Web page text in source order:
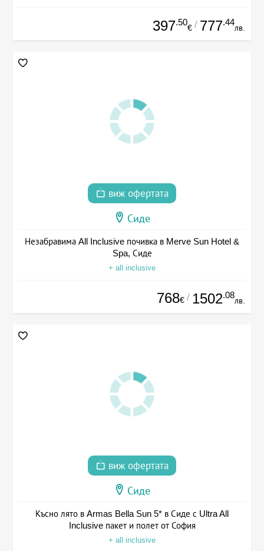
397.50
€ / 777.44
лв.
виж офертата
Сиде
Незабравима All Inclusive почивка в Merve Sun Hotel &
Spa, Сиде
+ all inclusive
768€ / 1502.08
лв.
виж офертата
Сиде
Късно лято в Armas Bella Sun 5* в Сиде с Ultra All
Inclusive пакет и полет от София
+ all inclusive